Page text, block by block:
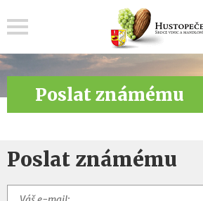
Poslat známému
Poslat známému